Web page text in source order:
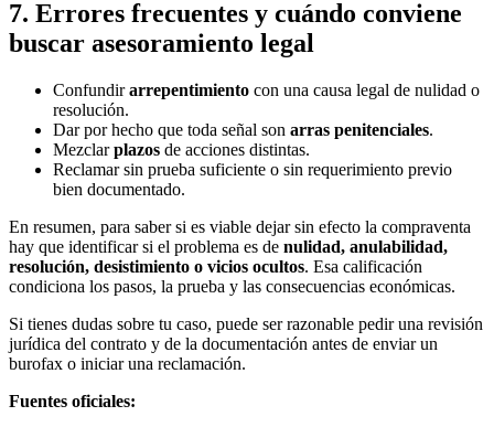
7. Errores frecuentes y cuándo conviene
buscar asesoramiento legal
Confundirarrepentimiento con una causa legal de nulidad o
resolución.
Dar por hecho que toda señal son arras penitenciales.
Mezclarplazos de acciones distintas.
Reclamar sin prueba suficiente o sin requerimiento previo
bien documentado.
En resumen, para saber si es viable dejar sin efecto la compraventa
hay que identificar si el problema es de nulidad, anulabilidad,
resolución, desistimiento o vicios ocultos. Esa calificación
condiciona los pasos, la prueba y las consecuencias económicas.
Si tienes dudas sobre tu caso, puede ser razonable pedir una revisión
jurídica del contrato y de la documentación antes de enviar un
burofax o iniciar una reclamación.
Fuentes oficiales: